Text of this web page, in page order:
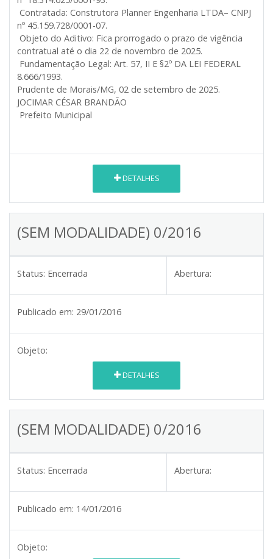
Contratada: Construtora Planner Engenharia LTDA– CNPJ
nº 45.159.728/0001-07.
Objeto do Aditivo: Fica prorrogado o prazo de vigência
contratual até o dia 22 de novembro de 2025.
Fundamentação Legal: Art. 57, II E §2º DA LEI FEDERAL
8.666/1993.
Prudente de Morais/MG, 02 de setembro de 2025.
JOCIMAR CÉSAR BRANDÃO
Prefeito Municipal
DETALHES
(SEM MODALIDADE) 0/2016
Status: Encerrada Abertura:
Publicado em: 29/01/2016
Objeto:
DETALHES
(SEM MODALIDADE) 0/2016
Status: Encerrada Abertura:
Publicado em: 14/01/2016
Objeto: